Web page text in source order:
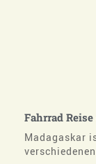
Fahrrad Reise
Madagaskar